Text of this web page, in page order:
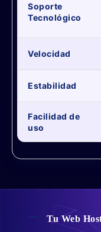
Soporte
Tecnológico
Velocidad
Estabilidad
Facilidad de
uso
Tu Web